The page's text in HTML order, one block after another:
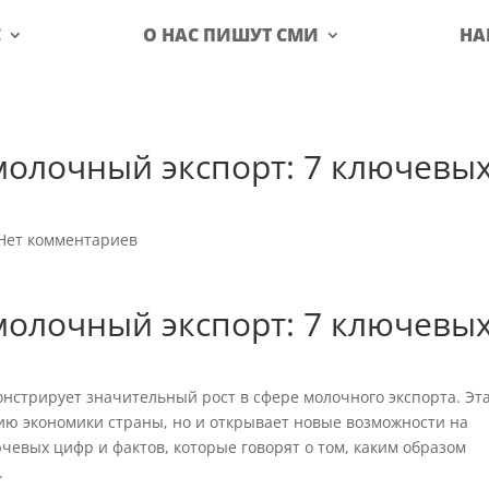
О НАС ПИШУТ СМИ
экспорт: 7
комментариев
экспорт: 7
значительный рост в сфере молочного экспорта.
экономики страны, но и открывает новые возможности на
цифр и фактов, которые говорят о том, каким образом